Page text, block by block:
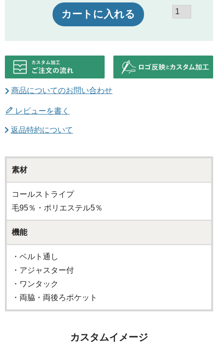
カートに入れる
商品についてのお問い合わせ
レビューを書く
返品特約について
素材
コールストライプ
毛95％・ポリエステル5％
機能
・ベルト通し
・アジャスター付
・ワンタック
・両脇・両後ろポケット
カスタムイメージ